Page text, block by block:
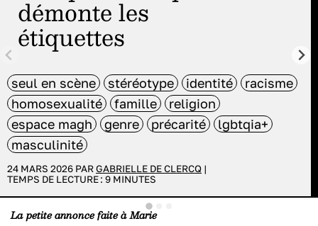
démonte les
étiquettes
seul en scène stéréotype identité
racisme
homosexualité
famille
religion
espace magh
genre précarité
lgbtqia+
masculinité
24 MARS 2026 PARGABRIELLE DE CLERCQ |
TEMPS DE LECTURE : 9 MINUTES
La petite annonce faite à Marie